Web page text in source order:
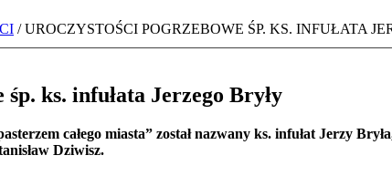
/ UROCZYSTOŚCI POGRZEBOWE ŚP. KS. INFUŁATA
ks. infułata Jerzego Bryły
całego miasta” został nazwany ks. infułat Jerzy
Dziwisz.